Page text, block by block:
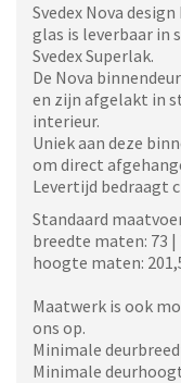
Svedex Nova
glas is leverbaar in
Svedex Superlak.
De Nova
en zijn afgelakt in
interieur.
Uniek aan deze
om direct
Levertijd bedraagt
Standaard
breedte maten: 73 |
hoogte maten:
Maatwerk is ook
ons op.
Minimale
Minimale